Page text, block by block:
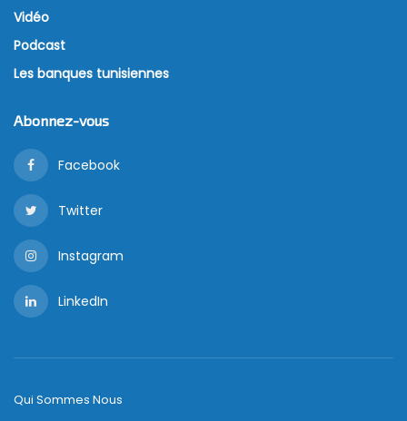
Vidéo
Podcast
Les banques tunisiennes
Abonnez-vous
Facebook
Twitter
Instagram
LinkedIn
Qui Sommes Nous